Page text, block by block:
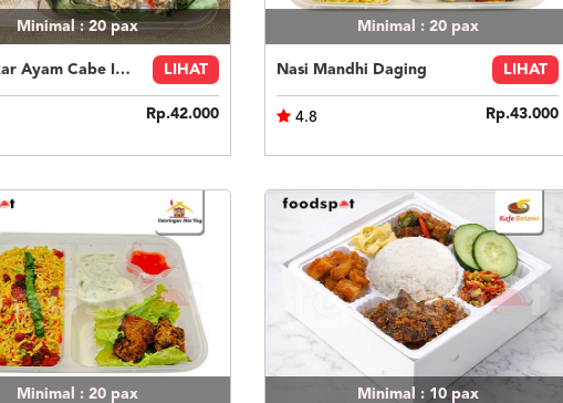
Minimal : 20pax
Nasi Bakar Ayam Cabe Ijo + Tahu Tempe LIHAT
Rp.42.000
Minimal : 20 pax
Nasi Mandhi Daging LIHAT
4.8 Rp.43.000
Minimal : 20 pax Minimal : 10 pax